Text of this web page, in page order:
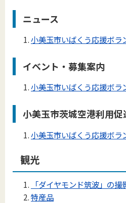
ニュース
小美玉市いばくう応援ボラ
イベント・募集案内
小美玉市いばくう応援ボラ
小美玉市茨城空港利用促
小美玉市いばくう応援ボラ
観光
「ダイヤモンド筑波」の撮
特産品